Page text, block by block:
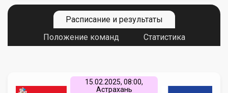
Расписание и результаты
Положение команд
Статистика
15.02.2025, 08:00,
Астрахань